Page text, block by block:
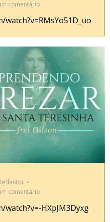
comentário
comentário
HXpJM3Dyxg